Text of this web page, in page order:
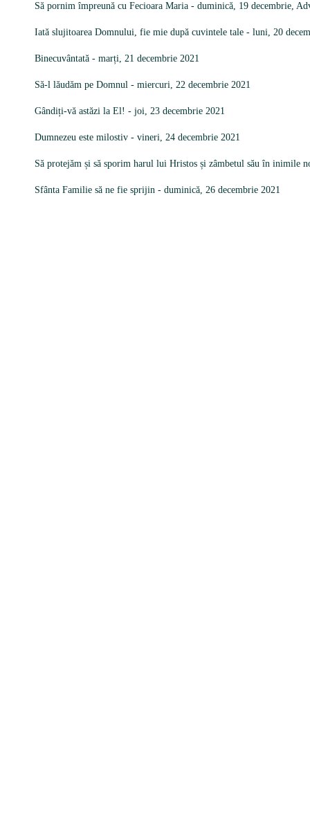
Să pornim împreună cu Fecioara Maria - duminică, 19 decembrie,
Iată slujitoarea Domnului, fie mie după cuvintele tale - luni, 20
Binecuvântată - marți, 21 decembrie 2021
Să-l lăudăm pe Domnul - miercuri, 22 decembrie 2021
Gândiți-vă astăzi la El! - joi, 23 decembrie 2021
Dumnezeu este milostiv - vineri, 24 decembrie 2021
Să protejăm și să sporim harul lui Hristos și zâmbetul său în inimile
Sfânta Familie să ne fie sprijin - duminică, 26 decembrie 2021